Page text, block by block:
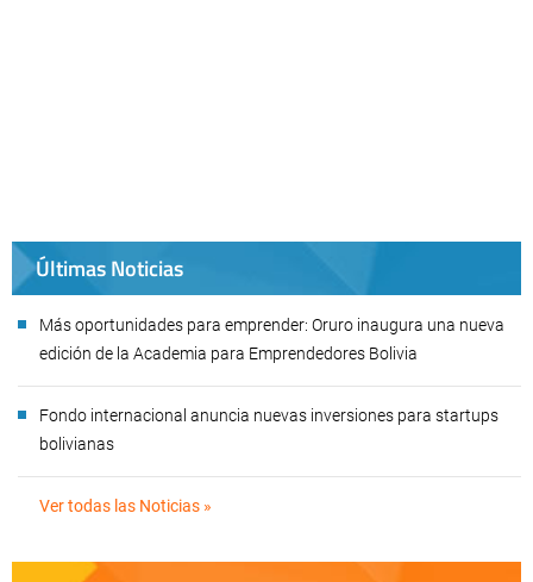
Últimas Noticias
Más oportunidades para emprender: Oruro inaugura una nueva
edición de la Academia para Emprendedores Bolivia
Fondo internacional anuncia nuevas inversiones para startups
bolivianas
Ver todas las Noticias »